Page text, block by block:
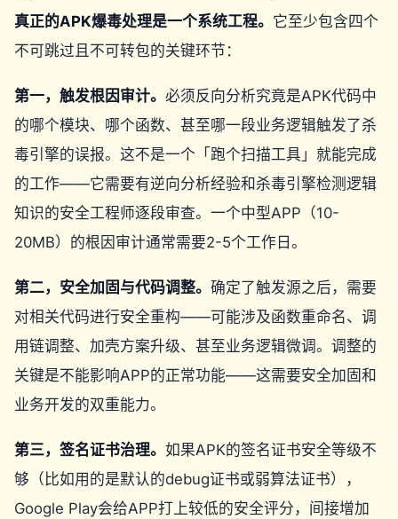
真正的APK爆毒处理是一个系统工程。 它至少包含四个
不可跳过且不可转包的关键环节：
第一，触发根因审计。 必须反向分析究竟是APK代码中
的哪个模块、哪个函数、甚至哪一段业务逻辑触发了杀
毒引擎的误报。这不是一个「跑个扫描工具」就能完成
的工作——它需要有逆向分析经验和杀毒引擎检测逻辑
知识的安全工程师逐段审查。一个中型APP（10-
20MB）的根因审计通常需要2-5个工作日。
第二，安全加固与代码调整。 确定了触发源之后，需要
对相关代码进行安全重构——可能涉及函数重命名、调
用链调整、加壳方案升级、甚至业务逻辑微调。调整的
关键是不能影响APP的正常功能——这需要安全加固和
业务开发的双重能力。
第三，签名证书治理。 如果APK的签名证书安全等级不
够（比如用的是默认的debug证书或弱算法证书），
Google Play会给APP打上较低的安全评分，间接增加